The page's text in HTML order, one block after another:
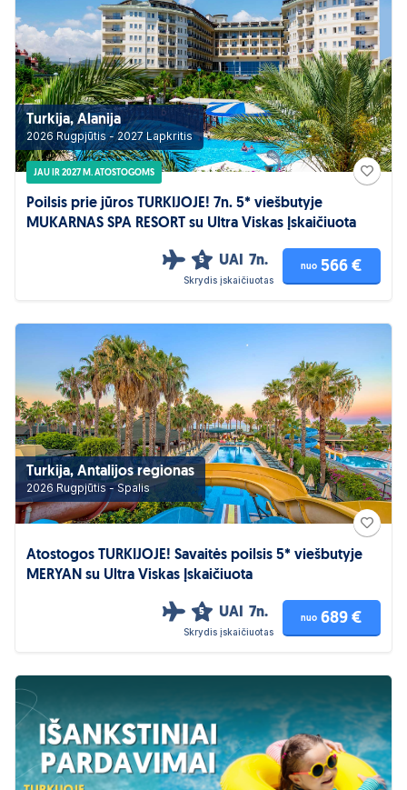
Turkija, Alanija
2026 Rugpjūtis - 2027 Lapkritis
JAU IR 2027 M. ATOSTOGOMS
Poilsis prie jūros TURKIJOJE! 7n. 5* viešbutyje
MUKARNAS SPA RESORT su Ultra Viskas Įskaičiuota
5 UAI 7n.
Skrydis įskaičiuotas
nuo 566 €
Turkija, Antalijos regionas
2026 Rugpjūtis - Spalis
Atostogos TURKIJOJE! Savaitės poilsis 5* viešbutyje
MERYAN su Ultra Viskas Įskaičiuota
5 UAI 7n.
Skrydis įskaičiuotas
nuo 689 €